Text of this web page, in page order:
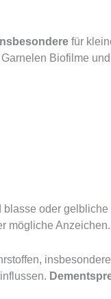
für
Biofilme
blasse oder
mögliche Anzeichen.